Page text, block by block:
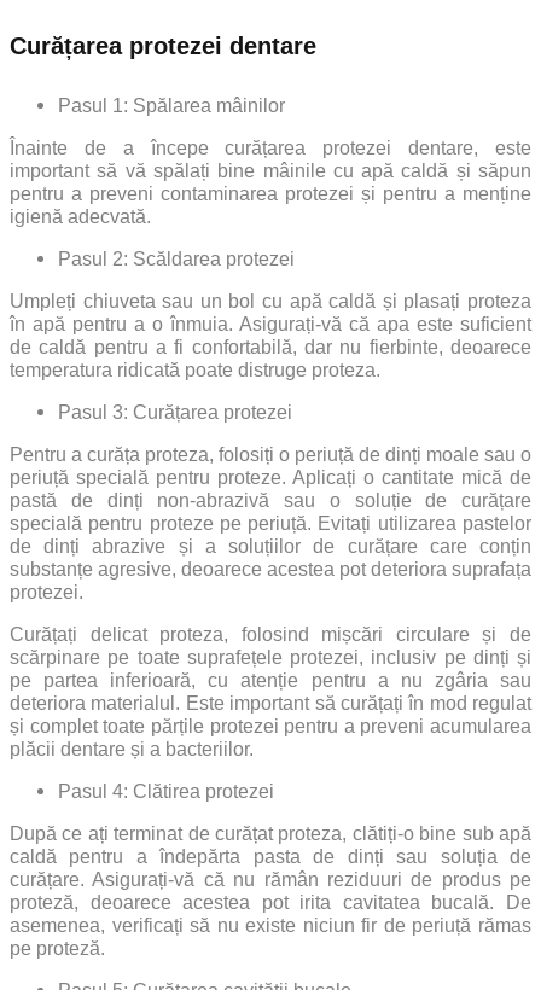
Curățarea protezei dentare
Pasul 1: Spălarea mâinilor
Înainte de a începe curățarea protezei dentare, este
important să vă spălați bine mâinile cu apă caldă și săpun
pentru a preveni contaminarea protezei și pentru a menține
igienă adecvată.
Pasul 2: Scăldarea protezei
Umpleți chiuveta sau un bol cu apă caldă și plasați proteza
în apă pentru a o înmuia. Asigurați-vă că apa este suficient
de caldă pentru a fi confortabilă, dar nu fierbinte, deoarece
temperatura ridicată poate distruge proteza.
Pasul 3: Curățarea protezei
Pentru a curăța proteza, folosiți o periuță de dinți moale sau o
periuță specială pentru proteze. Aplicați o cantitate mică de
pastă de dinți non-abrazivă sau o soluție de curățare
specială pentru proteze pe periuță. Evitați utilizarea pastelor
de dinți abrazive și a soluțiilor de curățare care conțin
substanțe agresive, deoarece acestea pot deteriora suprafața
protezei.
Curățați delicat proteza, folosind mișcări circulare și de
scărpinare pe toate suprafețele protezei, inclusiv pe dinți și
pe partea inferioară, cu atenție pentru a nu zgâria sau
deteriora materialul. Este important să curățați în mod regulat
și complet toate părțile protezei pentru a preveni acumularea
plăcii dentare și a bacteriilor.
Pasul 4: Clătirea protezei
După ce ați terminat de curățat proteza, clătiți-o bine sub apă
caldă pentru a îndepărta pasta de dinți sau soluția de
curățare. Asigurați-vă că nu rămân reziduuri de produs pe
proteză, deoarece acestea pot irita cavitatea bucală. De
asemenea, verificați să nu existe niciun fir de periuță rămas
pe proteză.